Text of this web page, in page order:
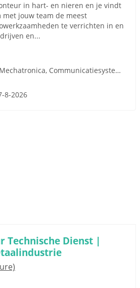
in hart- en nieren en je vindt
jouw team de meest
te verrichten in en
en...
Elektrotechniek, Mechatronica, Communicatiesystemen
8-2026
Technische Dienst |